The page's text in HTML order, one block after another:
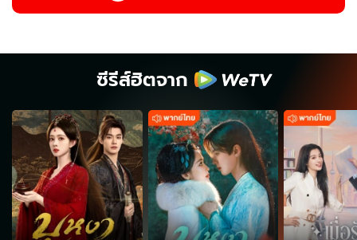
ซีรีส์ฮิตจาก